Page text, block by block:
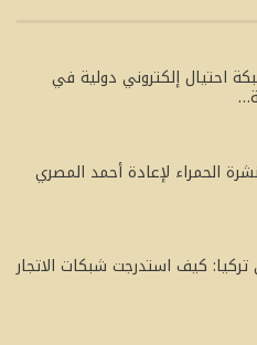
احتيال إلكتروني دولية في
الحمراء لإعادة أحمد المصري
كيف استدرجت شبكات الاتجار